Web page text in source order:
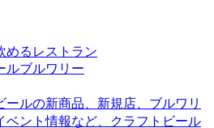
めるレストラン
ルブルワリー
ールの新商品、新規店、ブルワリ
ベント情報など、クラフトビール